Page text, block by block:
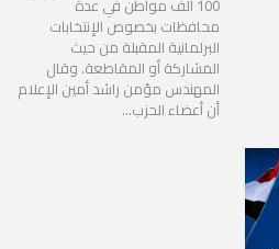
100 ألف مواطن في عدة
محافظات بخصوص الإنتخابات
البرلمانية المقبلة من حيث
المشاركة أو المقاطعة. وقال
المهندس مؤمن راشد أمين الإعلام
أن أعضاء الحزب…